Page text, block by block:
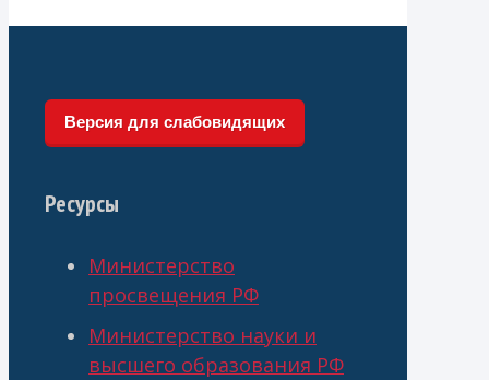
Версия для слабовидящих
Ресурсы
Министерство
просвещения РФ
Министерство науки и
высшего образования РФ